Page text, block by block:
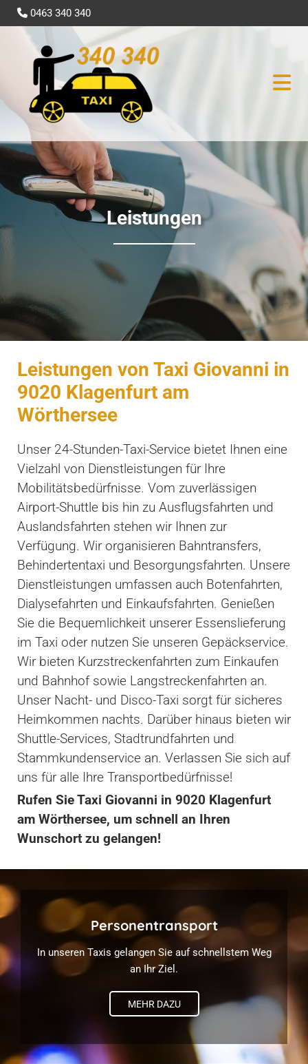
 0463 340 340
Leistungen
Leistungen von Taxi Giovanni in
9020 Klagenfurt am
Wörthersee
Unser 24-Stunden-Taxi-Service bietet Ihnen eine
Vielzahl von Dienstleistungen für Ihre
Mobilitätsbedürfnisse. Vom zuverlässigen
Airport-Shuttle bis hin zu Ausflugsfahrten und
Auslandsfahrten stehen wir Ihnen zur
Verfügung. Wir organisieren Bahntransfers,
Behindertentaxi und Besorgungsfahrten. Unsere
Dienstleistungen umfassen auch Botenfahrten,
Dialysefahrten und Einkaufsfahrten. Genießen
Sie die Bequemlichkeit unserer Essenslieferung
im Taxi oder nutzen Sie unseren Gepäckservice.
Wir bieten Kurzstreckenfahrten zum Einkaufen
und Bahnhof sowie Langstreckenfahrten an.
Unser Nacht- und Disco-Taxi sorgt für sicheres
Heimkommen nachts. Darüber hinaus bieten wir
Shuttle-Services, Stadtrundfahrten und
Stammkundenservice an. Verlassen Sie sich auf
uns für alle Ihre Transportbedürfnisse!
Rufen Sie Taxi Giovanni in 9020 Klagenfurt
am Wörthersee, um schnell an Ihren
Wunschort zu gelangen!
Personentransport
In unseren Taxis gelangen Sie auf schnellstem Weg
an Ihr Ziel.
MEHR DAZU